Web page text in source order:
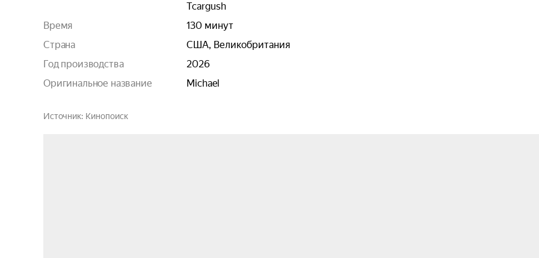
Tcargush
Время
130 минут
Страна
США, Великобритания
Год производства
2026
Оригинальное название
Michael
Источник Кинопоиск